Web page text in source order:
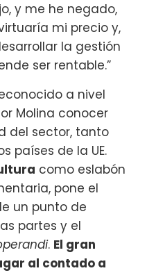
y me he negado,
mi precio y,
la gestión
ser rentable.”
a nivel
Molina conocer
del sector, tanto
países de la UE.
como eslabón
pone el
un punto de
partes y el
. El gran
al contado a